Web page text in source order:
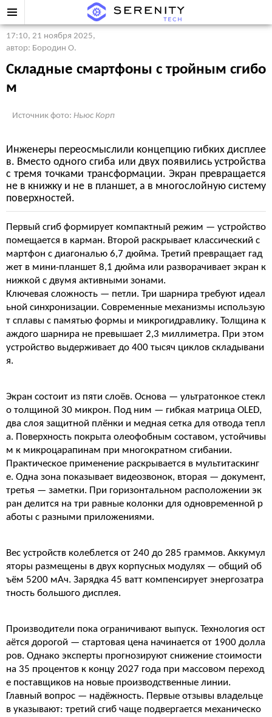
17:10, 21 ноября 2025,
автор: Бородин О.
Складные смартфоны с тройным сгибо
м
Источник фото: Ньюс Корп
Инженеры переосмыслили концепцию гибких дисплее
в. Вместо одного сгиба или двух появились устройства
с тремя точками трансформации. Экран превращается
не в книжку и не в планшет, а в многослойную систему
поверхностей.
Первый сгиб формирует компактный режим — устройство
помещается в карман. Второй раскрывает классический с
мартфон с диагональю 6,7 дюйма. Третий превращает гад
жет в мини-планшет 8,1 дюйма или разворачивает экран к
нижкой с двумя активными зонами.
Ключевая сложность — петли. Три шарнира требуют идеал
ьной синхронизации. Современные механизмы использую
т сплавы с памятью формы и микрогидравлику. Толщина к
аждого шарнира не превышает 2,3 миллиметра. При этом
устройство выдерживает до 400 тысяч циклов складывани
я.
Экран состоит из пяти слоёв. Основа — ультратонкое стекл
о толщиной 30 микрон. Под ним — гибкая матрица OLED,
два слоя защитной плёнки и медная сетка для отвода тепл
а. Поверхность покрыта олеофобным составом, устойчивы
м к микроцарапинам при многократном сгибании.
Практическое применение раскрывается в мультитаскинг
е. Одна зона показывает видеозвонок, вторая — документ,
третья — заметки. При горизонтальном расположении эк
ран делится на три равные колонки для одновременной р
аботы с разными приложениями.
Вес устройств колеблется от 240 до 285 граммов. Аккумул
яторы размещены в двух корпусных модулях — общий об
ъём 5200 мАч. Зарядка 45 ватт компенсирует энергозатра
тность большого дисплея.
Производители пока ограничивают выпуск. Технология ост
аётся дорогой — стартовая цена начинается от 1900 долла
ров. Однако эксперты прогнозируют снижение стоимости
на 35 процентов к концу 2027 года при массовом переход
е поставщиков на новые производственные линии.
Главный вопрос — надёжность. Первые отзывы владельце
в указывают: третий сгиб чаще подвергается механическо